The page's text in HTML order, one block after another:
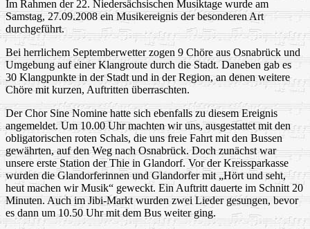
Im Rahmen der 22. Niedersächsischen Musiktage wurde am
Samstag, 27.09.2008 ein Musikereignis der besonderen Art
durchgeführt.
Bei herrlichem Septemberwetter zogen 9 Chöre aus Osnabrück und
Umgebung auf einer Klangroute durch die Stadt. Daneben gab es
30 Klangpunkte in der Stadt und in der Region, an denen weitere
Chöre mit kurzen, Auftritten überraschten.
Der Chor Sine Nomine hatte sich ebenfalls zu diesem Ereignis
angemeldet. Um 10.00 Uhr machten wir uns, ausgestattet mit den
obligatorischen roten Schals, die uns freie Fahrt mit den Bussen
gewährten, auf den Weg nach Osnabrück. Doch zunächst war
unsere erste Station der Thie in Glandorf. Vor der Kreissparkasse
wurden die Glandorferinnen und Glandorfer mit „Hört und seht,
heut machen wir Musik“ geweckt. Ein Auftritt dauerte im Schnitt 20
Minuten. Auch im Jibi-Markt wurden zwei Lieder gesungen, bevor
es dann um 10.50 Uhr mit dem Bus weiter ging.